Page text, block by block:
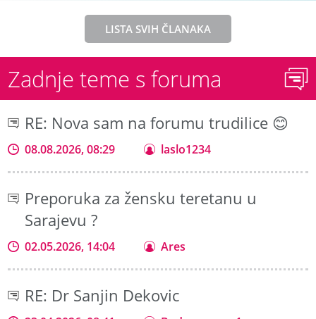
LISTA SVIH ČLANAKA
Zadnje teme s foruma
RE: Nova sam na forumu trudilice 😊
08.08.2026, 08:29 laslo1234
Preporuka za žensku teretanu u
Sarajevu ?
02.05.2026, 14:04 Ares
RE: Dr Sanjin Dekovic